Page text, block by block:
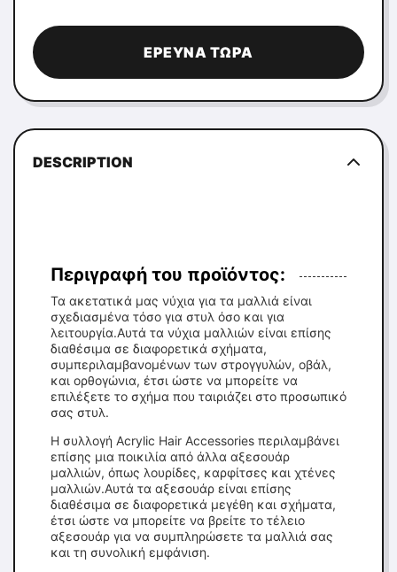
ΈΡΕΥΝΑ ΤΏΡΑ
DESCRIPTION
Περιγραφή του προϊόντος:
Τα ακετατικά μας νύχια για τα μαλλιά είναι
σχεδιασμένα τόσο για στυλ όσο και για
λειτουργία.Αυτά τα νύχια μαλλιών είναι επίσης
διαθέσιμα σε διαφορετικά σχήματα,
συμπεριλαμβανομένων των στρογγυλών, οβάλ,
και ορθογώνια, έτσι ώστε να μπορείτε να
επιλέξετε το σχήμα που ταιριάζει στο προσωπικό
σας στυλ.
Η συλλογή Acrylic Hair Accessories περιλαμβάνει
επίσης μια ποικιλία από άλλα αξεσουάρ
μαλλιών, όπως λουρίδες, καρφίτσες και χτένες
μαλλιών.Αυτά τα αξεσουάρ είναι επίσης
διαθέσιμα σε διαφορετικά μεγέθη και σχήματα,
έτσι ώστε να μπορείτε να βρείτε το τέλειο
αξεσουάρ για να συμπληρώσετε τα μαλλιά σας
και τη συνολική εμφάνιση.